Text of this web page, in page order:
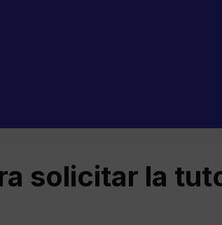
solicitar la